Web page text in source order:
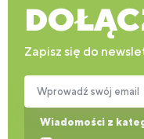
Zapisz się do
Wiadomości z
Wprowadź swój email